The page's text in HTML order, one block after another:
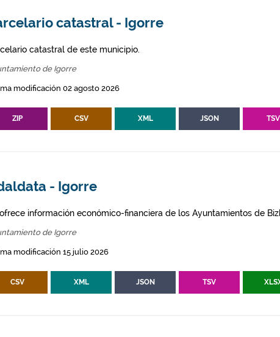
catastral - Igorre
catastral de este municipio.
de Igorre
modificación 02 agosto 2026
ZIP CSV XML JSON TSV
- Igorre
información económico-financiera de los Ayuntamientos de
de Igorre
modificación 15 julio 2026
CSV XML JSON TSV